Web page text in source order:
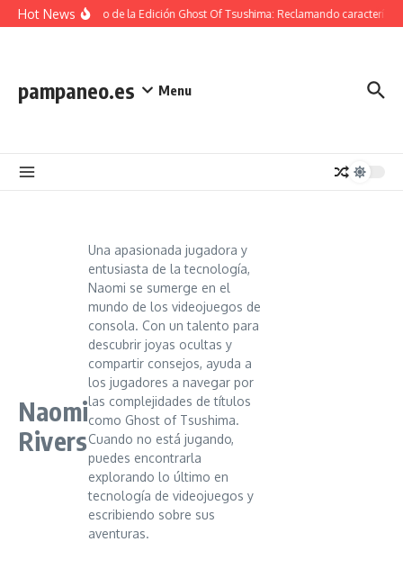
Skip to content
Hot NewsContenido de la Edición Ghost Of Tsushima: Reclamando
pampaneo.es Menu
Naomi
Rivers
Una apasionada jugadora y
entusiasta de la tecnología,
Naomi se sumerge en el
mundo de los videojuegos de
consola. Con un talento para
descubrir joyas ocultas y
compartir consejos, ayuda a
los jugadores a navegar por
las complejidades de títulos
como Ghost of Tsushima.
Cuando no está jugando,
puedes encontrarla
explorando lo último en
tecnología de videojuegos y
escribiendo sobre sus
aventuras.